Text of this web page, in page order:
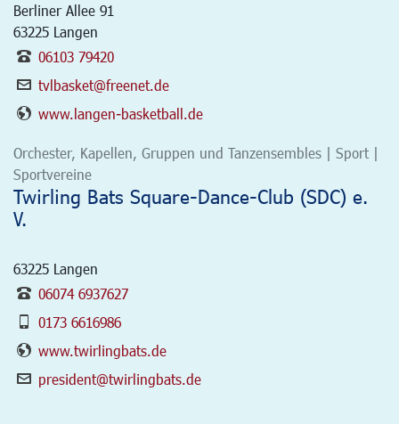
Berliner Allee 91
63225 Langen
06103 79420
tvlbasket@freenet.de
www.langen-basketball.de
Orchester, Kapellen, Gruppen und Tanzensembles | Sport |
Sportvereine
Twirling Bats Square-Dance-Club (SDC) e.
V.
63225 Langen
06074 6937627
0173 6616986
www.twirlingbats.de
president@twirlingbats.de